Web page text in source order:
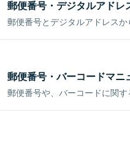
郵便番号・デジタルアドレ
郵便番号とデジタルアドレスか
郵便番号・バーコードマニ
郵便番号や、バーコードに関す